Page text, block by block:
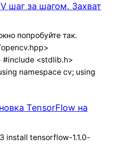
шаг за шагом. Захват
попробуйте так.
<stdlib.h>
namespace cv; using
TensorFlow на
install tensorflow-1.1.0-